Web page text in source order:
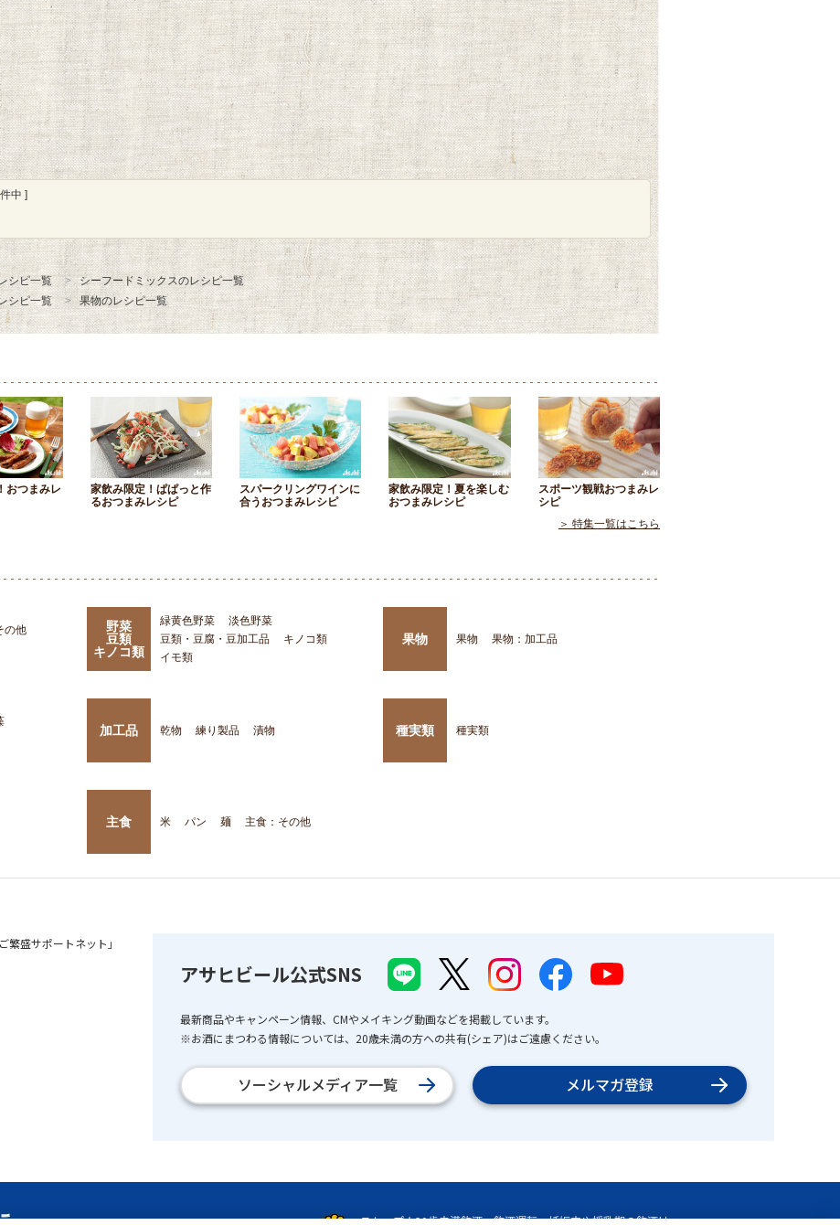
中 ]
シピ一覧
シーフードミックスのレシピ一覧
シピ一覧 果物のレシピ一覧
おつまみレ
家飲み限定！ぱぱっと作
るおつまみレシピ
スパークリングワインに
合うおつまみレシピ
家飲み限定！夏を楽しむ
おつまみレシピ
スポーツ観戦おつまみレ
シピ
＞ 特集一覧はこちら
の他
野菜
豆類
キノコ類
緑黄色野菜
淡色野菜
豆類・豆腐・豆加工品
キノコ類
イモ類
果物 果物 果物：加工品
加工品 乾物 練り製品 漬物 種実類 種実類
主食 米 パン 麺 主食：その他
繁盛サポートネット」
アサヒビール公式SNS
最新商品やキャンペーン情報、CMやメイキング動画などを掲載しています。
※お酒にまつわる情報については、20歳未満の方への共有(シェア)はご遠慮ください。
ソーシャルメディア一覧 メルマガ登録